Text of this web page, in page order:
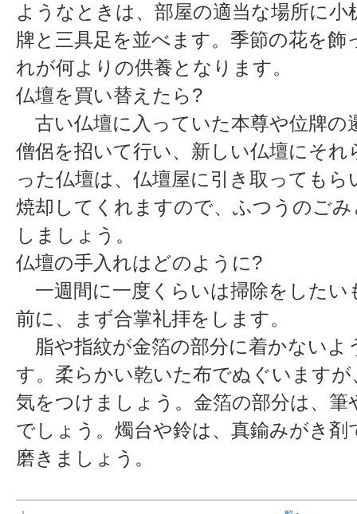
ようなときは、部屋の適当な場所に
牌と三具足を並べます。季節の花を飾
れが何よりの供養となります。
仏壇を買い替えたら?
古い仏壇に入っていた本尊や位牌の
僧侶を招いて行い、新しい仏壇にそ
った仏壇は、仏壇屋に引き取っても
焼却してくれますので、ふつうのご
しましょう。
仏壇の手入れはどのように?
一週間に一度くらいは掃除をしたい
前に、まず合掌礼拝をします。
脂や指紋が金箔の部分に着かないよ
す。柔らかい乾いた布でぬぐいます
気をつけましょう。金箔の部分は、
でしょう。燭台や鈴は、真鍮みがき
磨きましょう。